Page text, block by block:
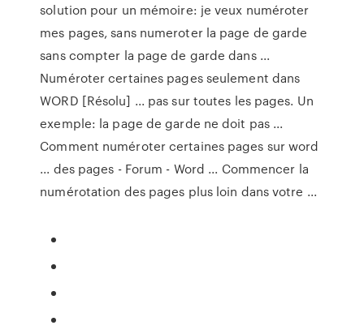
solution pour un mémoire: je veux numéroter
mes pages, sans numeroter la page de garde
sans compter la page de garde dans ...
Numéroter certaines pages seulement dans
WORD [Résolu] ... pas sur toutes les pages. Un
exemple: la page de garde ne doit pas ...
Comment numéroter certaines pages sur word
... des pages - Forum - Word ... Commencer la
numérotation des pages plus loin dans votre ...